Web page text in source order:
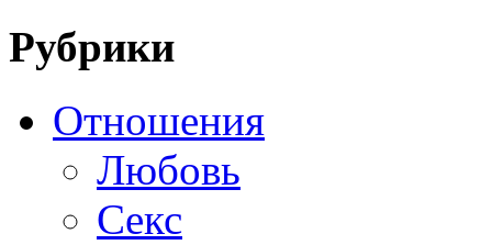
Рубрики
Отношения
Любовь
Секс